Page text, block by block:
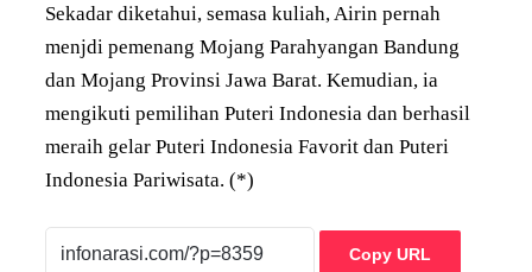
Sekadar diketahui, semasa kuliah, Airin pernah
menjdi pemenang Mojang Parahyangan Bandung
dan Mojang Provinsi Jawa Barat. Kemudian, ia
mengikuti pemilihan Puteri Indonesia dan berhasil
meraih gelar Puteri Indonesia Favorit dan Puteri
Indonesia Pariwisata. (*)
Copy URL